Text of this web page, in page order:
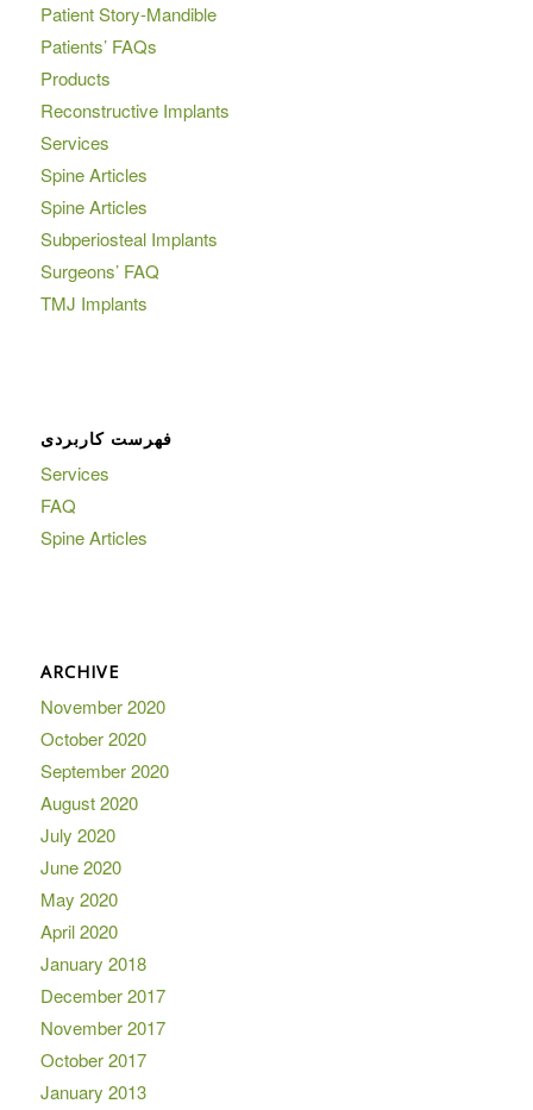
Patient Story-Mandible
Patients’ FAQs
Products
Reconstructive Implants
Services
Spine Articles
Spine Articles
Subperiosteal Implants
Surgeons’ FAQ
TMJ Implants
فهرست کاربردی
Services
FAQ
Spine Articles
ARCHIVE
November 2020
October 2020
September 2020
August 2020
July 2020
June 2020
May 2020
April 2020
January 2018
December 2017
November 2017
October 2017
January 2013